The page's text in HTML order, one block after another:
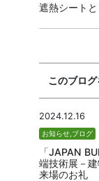
遮熱シートと
このブロ
2024.12.16
お知らせ,ブログ
「JAPAN
端技術展－
来場のお礼